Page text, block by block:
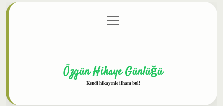
Gizlilik Politikası
menüyü
aç
Özgün Hikaye Günlüğü
Kendi hikayenle ilham bul!